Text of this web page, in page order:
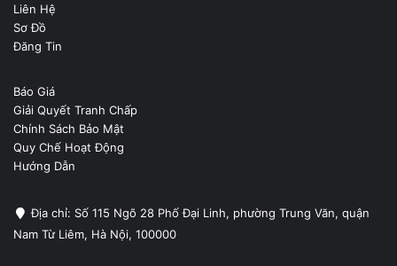
Liên Hệ
Sơ Đồ
Đăng Tin
Báo Giá
Giải Quyết Tranh Chấp
Chính Sách Bảo Mật
Quy Chế Hoạt Động
Hướng Dẫn
Địa chỉ: Số 115 Ngõ 28 Phố Đại Linh, phường Trung Văn, quận
Nam Từ Liêm, Hà Nội, 100000